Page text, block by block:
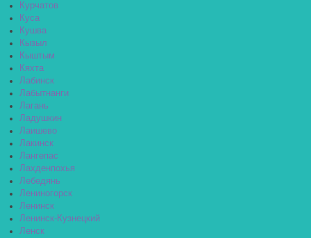
Курчатов
Куса
Кушва
Кызыл
Кыштым
Кяхта
Лабинск
Лабытнанги
Лагань
Ладушкин
Лаишево
Лакинск
Лангепас
Лахденпохья
Лебедянь
Лениногорск
Ленинск
Ленинск-Кузнецкий
Ленск